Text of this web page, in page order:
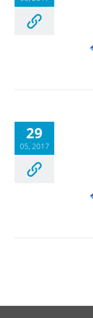
29
05, 2017